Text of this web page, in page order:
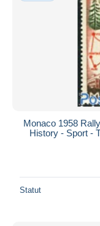
Monaco 1958
History - Sport -
Statut